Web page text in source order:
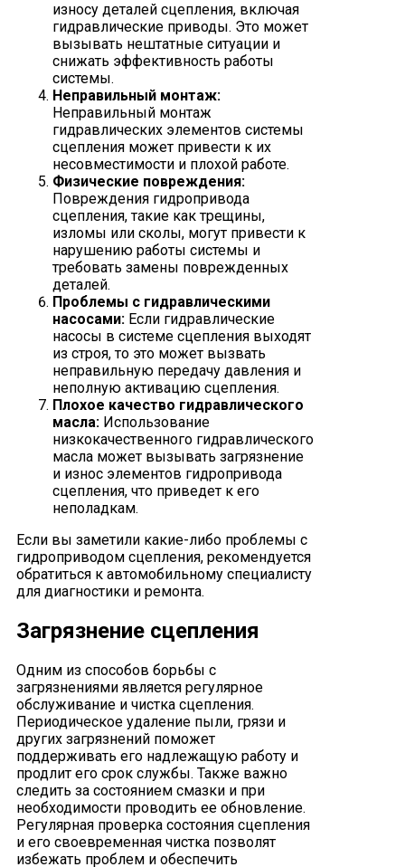
износу деталей сцепления, включая
гидравлические приводы. Это может
вызывать нештатные ситуации и
снижать эффективность работы
системы.
Неправильный монтаж:
Неправильный монтаж
гидравлических элементов системы
сцепления может привести к их
несовместимости и плохой работе.
Физические повреждения:
Повреждения гидропривода
сцепления, такие как трещины,
изломы или сколы, могут привести к
нарушению работы системы и
требовать замены поврежденных
деталей.
Проблемы с гидравлическими
насосами: Если гидравлические
насосы в системе сцепления выходят
из строя, то это может вызвать
неправильную передачу давления и
неполную активацию сцепления.
Плохое качество гидравлического
масла: Использование
низкокачественного гидравлического
масла может вызывать загрязнение
и износ элементов гидропривода
сцепления, что приведет к его
неполадкам.
Если вы заметили какие-либо проблемы с
гидроприводом сцепления, рекомендуется
обратиться к автомобильному специалисту
для диагностики и ремонта.
Загрязнение сцепления
Одним из способов борьбы с
загрязнениями является регулярное
обслуживание и чистка сцепления.
Периодическое удаление пыли, грязи и
других загрязнений поможет
поддерживать его надлежащую работу и
продлит его срок службы. Также важно
следить за состоянием смазки и при
необходимости проводить ее обновление.
Регулярная проверка состояния сцепления
и его своевременная чистка позволят
избежать проблем и обеспечить